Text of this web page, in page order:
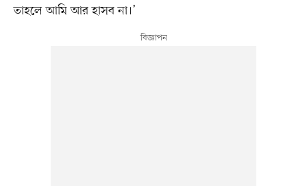
তাহলে আমি আর হাসব না।’